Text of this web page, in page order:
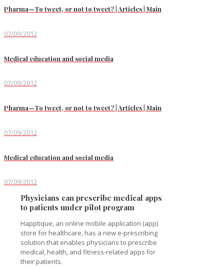
Pharma—To tweet, or not to tweet? | Articles | Main
07/09/2012
Medical education and social media
07/09/2012
Pharma—To tweet, or not to tweet? | Articles | Main
07/09/2012
Medical education and social media
07/09/2012
Physicians can prescribe medical apps
to patients under pilot program
Happtique, an online mobile application (app)
store for healthcare, has a new e-prescribing
solution that enables physicians to prescribe
medical, health, and fitness-related apps for
their patients.